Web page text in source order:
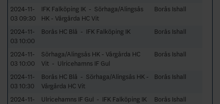
2024-11-
03 09:30
IFK Falköping IK - Sörhaga/Alingsås
HK - Vårgårda HC Vit
Borås Ishall
2024-11-
03 10:00
Borås HC Blå - IFK Falköping IK Borås Ishall
2024-11-
03 10:00
Sörhaga/Alingsås HK - Vårgårda HC
Vit - Ulricehamns IF Gul
Borås Ishall
2024-11-
03 10:30
Borås HC Blå - Sörhaga/Alingsås HK -
Vårgårda HC Vit
Borås Ishall
2024-11-
Ulricehamns IF Gul - IFK Falköping IK Borås Ishall